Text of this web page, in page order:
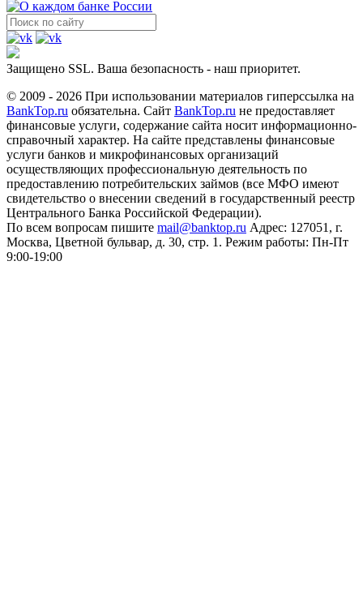
Защищено SSL. Ваша безопасность - наш приоритет.
© 2009 - 2026 При использовании материалов гиперссылка на
BankTop.ru обязательна. Сайт BankTop.ru не предоставляет
финансовые услуги, содержание сайта носит информационно-
справочный характер. На сайте представлены финансовые
услуги банков и микрофинансовых организаций
осуществляющих профессиональную деятельность по
предоставлению потребительских займов (все МФО имеют
свидетельство о внесении сведений в государственный реестр
Центрального Банка Российской Федерации).
По всем вопросам пишите mail@banktop.ru Адрес: 127051, г.
Москва, Цветной бульвар, д. 30, стр. 1. Режим работы: Пн-Пт
9:00-19:00